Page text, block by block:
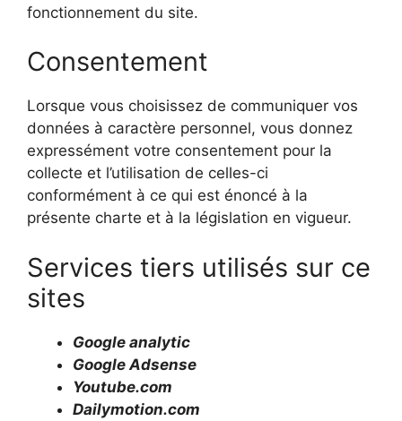
fonctionnement du site.
Consentement
Lorsque vous choisissez de communiquer vos
données à caractère personnel, vous donnez
expressément votre consentement pour la
collecte et l’utilisation de celles-ci
conformément à ce qui est énoncé à la
présente charte et à la législation en vigueur.
Services tiers utilisés sur ce
sites
Google analytic
Google Adsense
Youtube.com
Dailymotion.com